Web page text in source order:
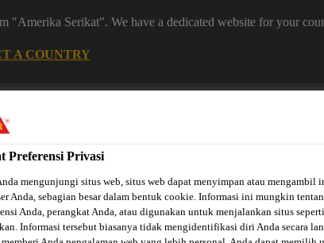
"Amerika Serikat". We have a dedicated website for your
A COUNTRY
Preferensi Privasi
mengunjungi situs web, situs web dapat menyimpan atau mengambil
Anda, sebagian besar dalam bentuk cookie. Informasi ini mungkin
Anda, perangkat Anda, atau digunakan untuk menjalankan situs
Informasi tersebut biasanya tidak mengidentifikasi diri Anda secara